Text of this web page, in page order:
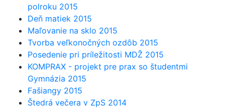
polroku 2015
Deň matiek 2015
Maľovanie na sklo 2015
Tvorba veľkonočných ozdôb 2015
Posedenie pri príležitosti MDŽ 2015
KOMPRAX - projekt pre prax so študentmi
Gymnázia 2015
Fašiangy 2015
Štedrá večera v ZpS 2014